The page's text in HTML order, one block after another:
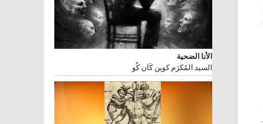
الأنا الضحية
السيد المُكرَم كوين كَان كُو